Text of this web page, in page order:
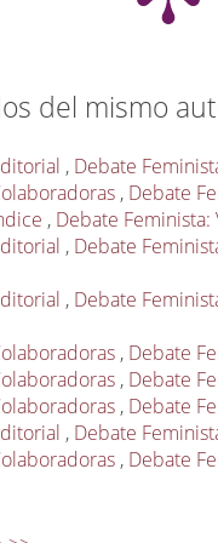
del mismo
, Debate
, Debate
, Debate Feminista:
, Debate
, Debate
, Debate
, Debate
, Debate
, Debate
, Debate